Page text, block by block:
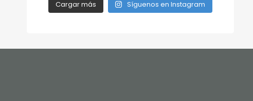
Cargar más Síguenos en Instagram